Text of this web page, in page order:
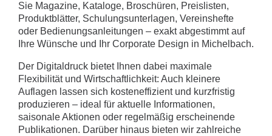
Sie Magazine, Kataloge, Broschüren, Preislisten,
Produktblätter, Schulungsunterlagen, Vereinshefte
oder Bedienungsanleitungen – exakt abgestimmt auf
Ihre Wünsche und Ihr Corporate Design in Michelbach.
Der Digitaldruck bietet Ihnen dabei maximale
Flexibilität und Wirtschaftlichkeit: Auch kleinere
Auflagen lassen sich kosteneffizient und kurzfristig
produzieren – ideal für aktuelle Informationen,
saisonale Aktionen oder regelmäßig erscheinende
Publikationen. Darüber hinaus bieten wir zahlreiche